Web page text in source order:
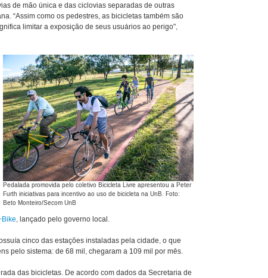
de mão única e das ciclovias separadas de outras
“Assim como os pedestres, as bicicletas também são
limitar a exposição de seus usuários ao perigo",
Pedalada promovida pelo coletivo Bicicleta Livre apresentou a Peter
Furth iniciativas para incentivo ao uso de bicicleta na UnB. Foto:
Beto Monteiro/Secom UnB
, lançado pelo governo local.
cinco das estações instaladas pela cidade, o que
pelo sistema: de 68 mil, chegaram a 109 mil por mês.
das bicicletas. De acordo com dados da Secretaria de